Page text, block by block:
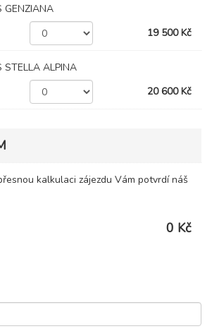
GENZIANA
19 500 Kč
STELLA ALPINA
20 600 Kč
kalkulaci zájezdu Vám potvrdí náš
0 Kč